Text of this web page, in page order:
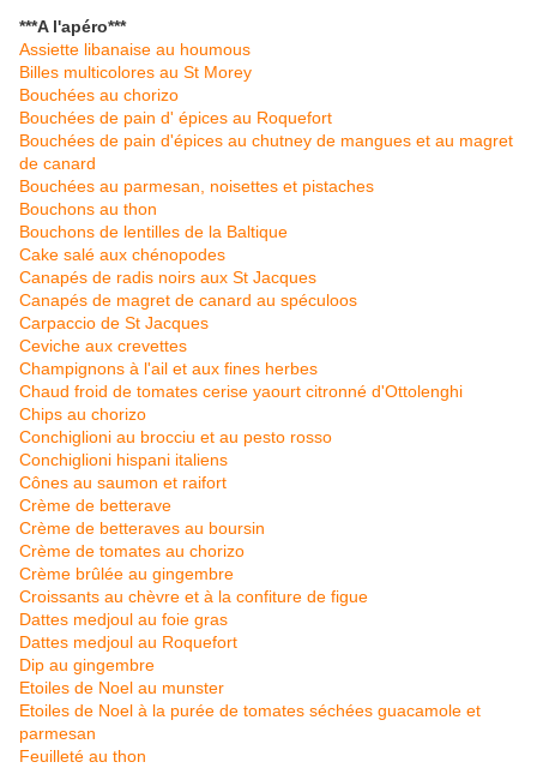
***A l'apéro***
Assiette libanaise au houmous
Billes multicolores au St Morey
Bouchées au chorizo
Bouchées de pain d' épices au Roquefort
Bouchées de pain d'épices au chutney de mangues et au magret
de canard
Bouchées au parmesan, noisettes et pistaches
Bouchons au thon
Bouchons de lentilles de la Baltique
Cake salé aux chénopodes
Canapés de radis noirs aux St Jacques
Canapés de magret de canard au spéculoos
Carpaccio de St Jacques
Ceviche aux crevettes
Champignons à l'ail et aux fines herbes
Chaud froid de tomates cerise yaourt citronné d'Ottolenghi
Chips au chorizo
Conchiglioni au brocciu et au pesto rosso
Conchiglioni hispani italiens
Cônes au saumon et raifort
Crème de betterave
Crème de betteraves au boursin
Crème de tomates au chorizo
Crème brûlée au gingembre
Croissants au chèvre et à la confiture de figue
Dattes medjoul au foie gras
Dattes medjoul au Roquefort
Dip au gingembre
Etoiles de Noel au munster
Etoiles de Noel à la purée de tomates séchées guacamole et
parmesan
Feuilleté au thon